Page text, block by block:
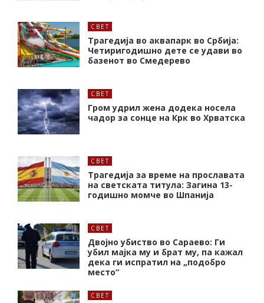
СВЕТ
Трагедија во аквапарк во Србија:
Четиригодишно дете се удави во
базенот во Смедерево
СВЕТ
Гром удрил жена додека носела
чадор за сонце на Крк во Хрватска
СВЕТ
Трагедија за време на прославата
на светската титула: Загина 13-
годишно момче во Шпанија
СВЕТ
Двојно убиство во Сараево: Ги
убил мајка му и брат му, па кажал
дека ги испратил на „подобро
место“
СВЕТ